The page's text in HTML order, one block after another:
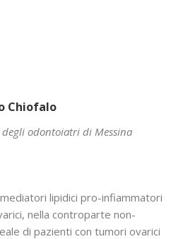
Chiofalo
odontoiatri di Messina
lipidici pro-infiammatori
nella controparte non-
di pazienti con tumori ovarici